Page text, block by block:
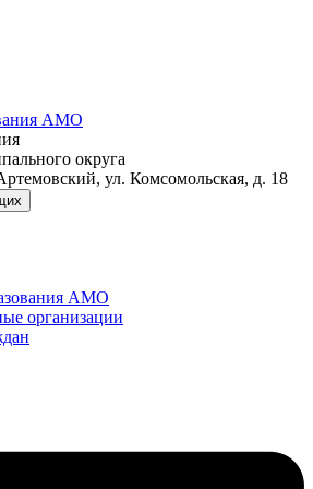
округа
ул. Комсомольская, д. 18
АМО
организации